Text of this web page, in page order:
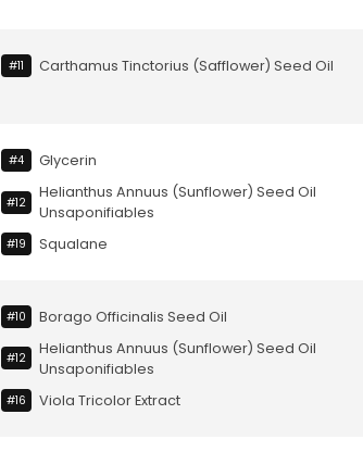
#11 Carthamus Tinctorius (safflower) Seed Oil
#4 Glycerin
#12
Helianthus Annuus (sunflower) Seed Oil
Unsaponifiables
#19 Squalane
#10 Borago Officinalis Seed Oil
#12
Helianthus Annuus (sunflower) Seed Oil
Unsaponifiables
#16 Viola Tricolor Extract